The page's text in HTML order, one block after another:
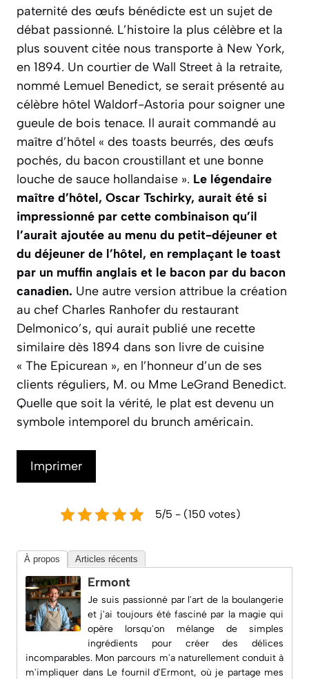
paternité des œufs bénédicte est un sujet de
débat passionné. L’histoire la plus célèbre et la
plus souvent citée nous transporte à New York,
en 1894. Un courtier de Wall Street à la retraite,
nommé Lemuel Benedict, se serait présenté au
célèbre hôtel Waldorf-Astoria pour soigner une
gueule de bois tenace. Il aurait commandé au
maître d’hôtel « des toasts beurrés, des œufs
pochés, du bacon croustillant et une bonne
louche de sauce hollandaise ». Le légendaire
maître d’hôtel, Oscar Tschirky, aurait été si
impressionné par cette combinaison qu’il
l’aurait ajoutée au menu du petit-déjeuner et
du déjeuner de l’hôtel, en remplaçant le toast
par un muffin anglais et le bacon par du bacon
canadien. Une autre version attribue la création
au chef Charles Ranhofer du restaurant
Delmonico’s, qui aurait publié une recette
similaire dès 1894 dans son livre de cuisine
« The Epicurean », en l’honneur d’un de ses
clients réguliers, M. ou Mme LeGrand Benedict.
Quelle que soit la vérité, le plat est devenu un
symbole intemporel du brunch américain.
Imprimer
5/5 - (150 votes)
À propos Articles récents
Ermont
Je suis passionné par l'art de la boulangerie
et j'ai toujours été fasciné par la magie qui
opère lorsqu'on mélange de simples
ingrédients pour créer des délices
incomparables. Mon parcours m'a naturellement conduit à
m'impliquer dans Le fournil d'Ermont, où je partage mes